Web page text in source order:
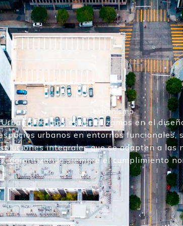
Urbanismo
nos especializamos en el
urbanos en entornos funcionales,
integrales que se adapten a
garantizando siempre el cumplimiento